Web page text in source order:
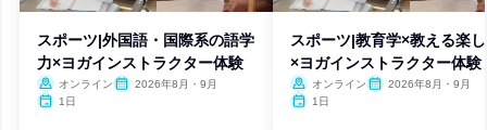
スポーツ|外国語・国際系の語学
力×ヨガインストラクター体験
オンライン
2026年8月・9月
1日
スポーツ|教育学×教える楽
×ヨガインストラクター体験
オンライン
2026年8月・9月
1日